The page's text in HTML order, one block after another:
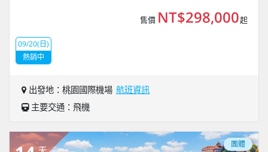
售價 NT$298,000起
09/20(日)
熱銷中
出發地：桃園國際機場 航班資訊
主要交通：飛機
團體